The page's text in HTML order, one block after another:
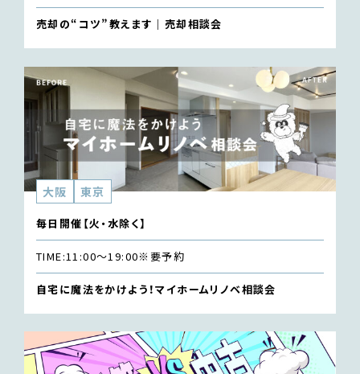
売却の“コツ”教えます｜売却相談会
大阪 東京
毎日開催【火・水除く】
TIME:11:00〜19:00※要予約
自宅に魔法をかけよう！マイホームリノベ相談会